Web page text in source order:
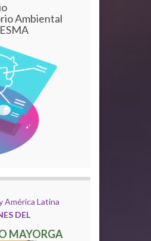
Ambiental
América Latina
DEL
MAYORGA